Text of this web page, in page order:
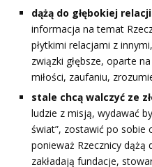
dążą do głębokiej
informacja na temat
płytkimi relacjami z
związki głębsze, oparte
miłości, zaufaniu,
stale chcą walczyć ze
ludzie z misją, wydawać
świat”, zostawić po sobie
ponieważ Rzecznicy dążą
zakładają fundacje,